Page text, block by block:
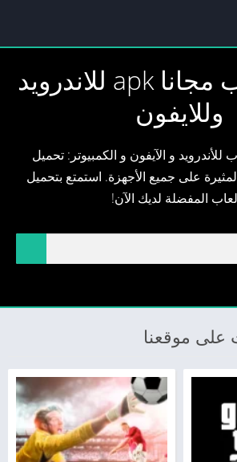
تنزيل ألعاب مجانا apk للاندرويد
وللايفون
للأندرويد و الآيفون و الكمبيوتر: تحميل
على جميع الأجهزة. استمتع بتحميل
المفضلة لديك الآن!
على موقعنا